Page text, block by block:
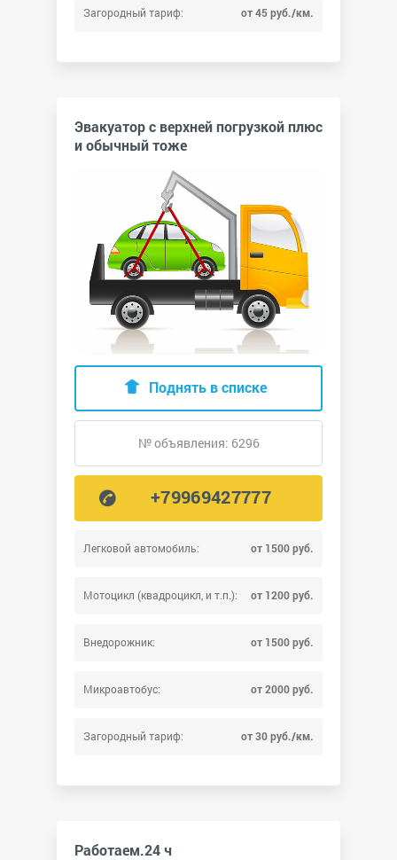
Загородный тариф: от 45 руб./км.
Эвакуатор с верхней погрузкой плюс
и обычный тоже
Легковой автомобиль: от 1500 руб.
Мотоцикл (квадроцикл, и т.п.): от 1200 руб.
Внедорожник: от 1500 руб.
Микроавтобус: от 2000 руб.
Загородный тариф: от 30 руб./км.
Поднять в списке
№ объявления: 6296
+79969427777
Работаем.24 ч